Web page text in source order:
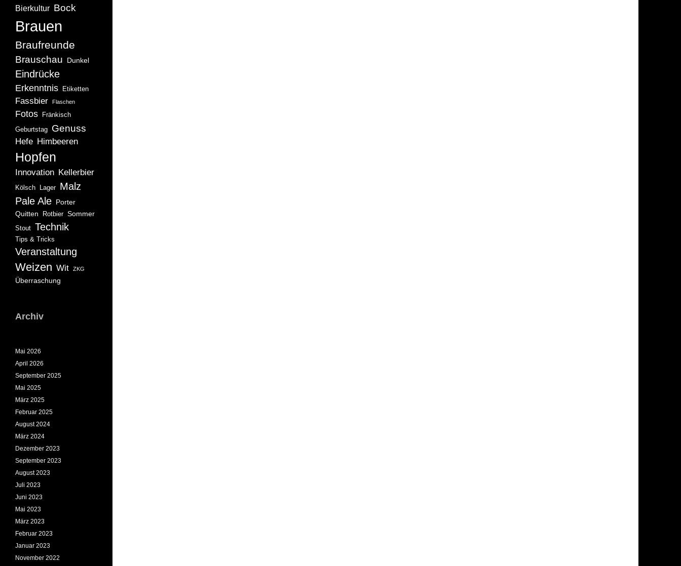
Bierkultur Bock
Brauen
Braufreunde
Brauschau Dunkel
Eindrücke
Erkenntnis Etiketten
Fassbier Flaschen
Fotos Fränkisch
Geburtstag Genuss
Hefe Himbeeren
Hopfen
Innovation Kellerbier
Kölsch Lager Malz
Pale Ale Porter
Quitten
Rotbier Sommer
Stout Technik
Tips & Tricks
Veranstaltung
Weizen Wit ZKG
Überraschung
Archiv
Mai 2026
April 2026
September 2025
Mai 2025
März 2025
Februar 2025
August 2024
März 2024
Dezember 2023
September 2023
August 2023
Juli 2023
Juni 2023
Mai 2023
März 2023
Februar 2023
Januar 2023
November 2022